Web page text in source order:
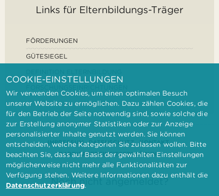
Links für Elternbildungs-Träger
FÖRDERUNGEN
GÜTESIEGEL
IMPRESSUM DATENSCHUTZ
KONTAKT
BARRIEREFREIHEITSERKLÄRUNG
Noch nicht angemeldet?
COOKIE-EINSTELLUNGEN
Wir verwenden Cookies, um einen optimalen Besuch
unserer Website zu ermöglichen. Dazu zählen Cookies, die
für den Betrieb der Seite notwendig sind, sowie solche die
zur Erstellung anonymer Statistiken oder zur Anzeige
personalisierter Inhalte genutzt werden. Sie können
entscheiden, welche Kategorien Sie zulassen wollen. Bitte
beachten Sie, dass auf Basis der gewählten Einstellungen
möglicherweise nicht mehr alle Funktionalitäten zur
Verfügung stehen. Weitere Informationen dazu enthält die
Datenschutzerklärung.